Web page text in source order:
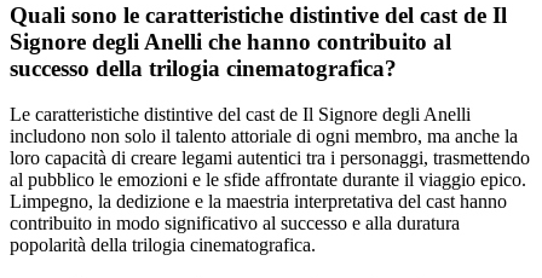
Quali sono le caratteristiche distintive del cast de Il
Signore degli Anelli che hanno contribuito al
successo della trilogia cinematografica?
Le caratteristiche distintive del cast de Il Signore degli Anelli
includono non solo il talento attoriale di ogni membro, ma anche la
loro capacità di creare legami autentici tra i personaggi, trasmettendo
al pubblico le emozioni e le sfide affrontate durante il viaggio epico.
Limpegno, la dedizione e la maestria interpretativa del cast hanno
contribuito in modo significativo al successo e alla duratura
popolarità della trilogia cinematografica.